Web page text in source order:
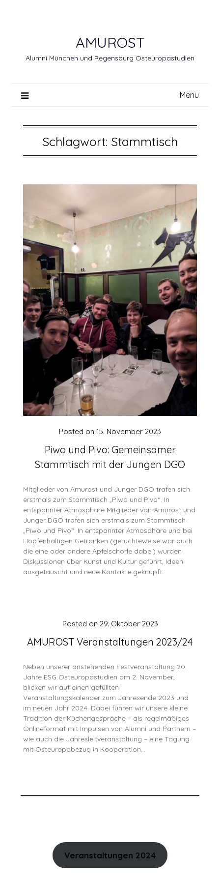
AMUROST
Alumni München und Regensburg Osteuropastudien
Menu
Schlagwort: Stammtisch
Piwo und Pivo: Gemeinsamer
Stammtisch mit der Jungen DGO
Posted on 15. November 2023
Mitglieder von Amurost und Junger DGO trafen sich
erstmals zum Stammtisch „Piwo und Pivo“. In
entspannter Atmosphäre Mitglieder von Amurost und
Junger DGO trafen sich erstmals zum Stammtisch
„Piwo und Pivo“. In entspannter Atmosphäre und bei
Hopfenhaltigen Getränken (gerüchteweise war auch
die eine oder andere Apfelschorle dabei) wurden
Diskussionen über Kunst und Kultur geführt, Ideen
ausgetauscht und neue Kontakte geknüpft.
AMUROST Veranstaltungen 2023/24
Posted on 29. Oktober 2023
Neben unserer anstehenden Festveranstaltung 20.
Jahre ESG Osteuropastudien am 2. November,
blicken wir auf einen gefüllten
Veranstaltungskalender zum Jahresende 2023 und
im neuen Jahr 2024. Dabei führen wir unsere kleine
Tradition der Küchengespräche – als regelmäßiges
Onlineformat mit Impulsen von Alumni und Partnern –
wie auch die Jahresleitveranstaltung – eine Tagung
mit Osteuropabezug in Kooperation…
Veranstaltungen 2024